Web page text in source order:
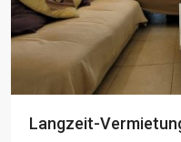
Langzeit-